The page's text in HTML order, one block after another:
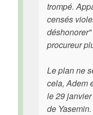
trompé.
censés
procureur
Le plan ne
cela, Adem
le 29
de